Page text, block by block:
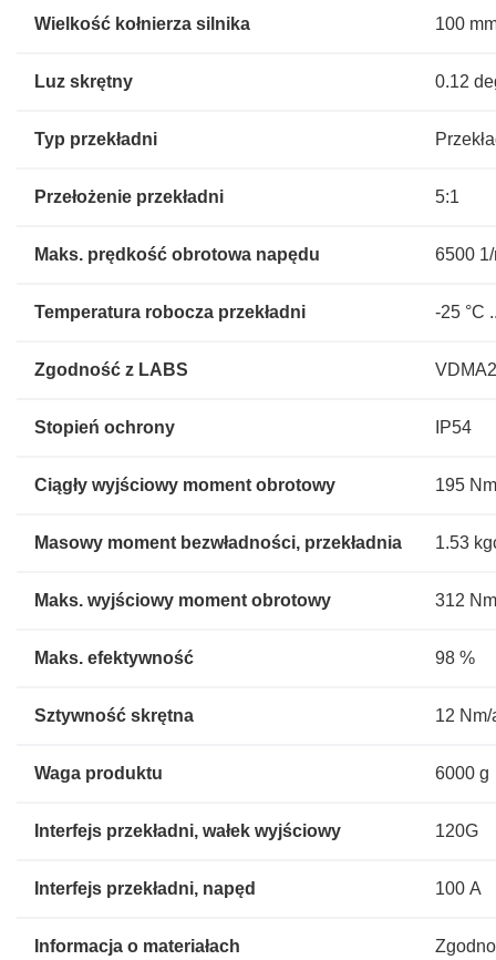
Wielkość kołnierza silnika 100
Luz skrętny 0.12
Typ przekładni
Przełożenie przekładni 5:1
Maks. prędkość obrotowa napędu 6500
Temperatura robocza przekładni -25 °C
Zgodność z LABS
Stopień ochrony IP54
Ciągły wyjściowy moment obrotowy 195
Masowy moment bezwładności, przekładnia 1.53
Maks. wyjściowy moment obrotowy 312
Maks. efektywność 98 %
Sztywność skrętna 12
Waga produktu 6000 g
Interfejs przekładni, wałek wyjściowy 120G
Interfejs przekładni, napęd 100 A
Informacja o materiałach